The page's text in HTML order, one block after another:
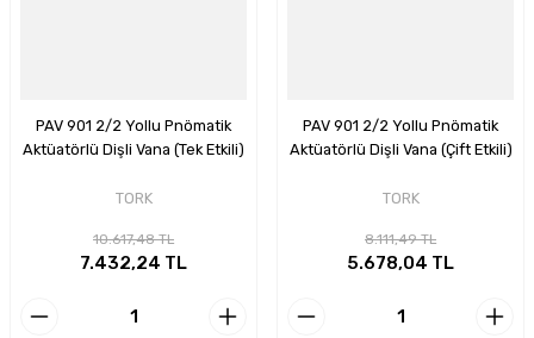
PAV 901 2/2 Yollu Pnömatik
Aktüatörlü Dişli Vana (Tek Etkili)
TORK
10.617,48 TL
7.432,24 TL
PAV 901 2/2 Yollu Pnömatik
Aktüatörlü Dişli Vana (Çift Etkili)
TORK
8.111,49 TL
5.678,04 TL